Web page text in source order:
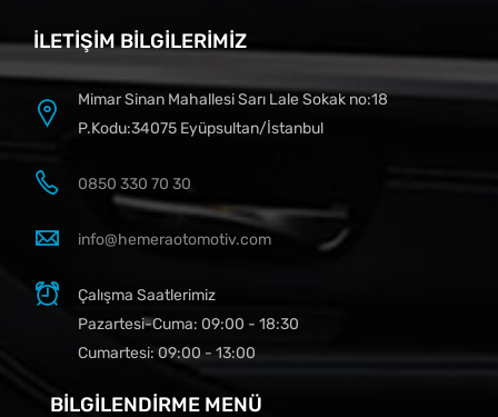
İLETIŞIM BILGILERIMIZ
Mimar Sinan Mahallesi Sarı Lale Sokak no:18
P.Kodu:34075 Eyüpsultan/İstanbul
0850 330 70 30
info@hemeraotomotiv.com
Çalışma Saatlerimiz
Pazartesi-Cuma: 09:00 - 18:30
Cumartesi: 09:00 - 13:00
BILGILENDIRME MENÜ